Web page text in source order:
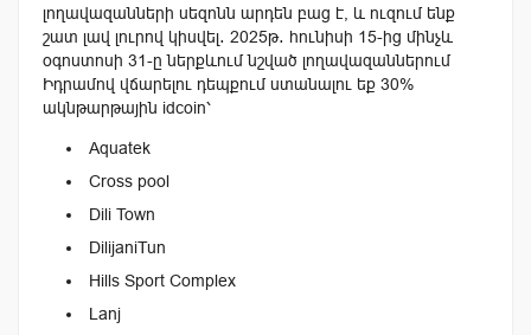
լողավազանների սեզոնն արդեն բաց է, և ուզում ենք
շատ լավ լուրով կիսվել․ 2025թ․ հունիսի 15-ից մինչև
օգոստոսի 31-ը ներքևում նշված լողավազաններում
Իդրամով վճարելու դեպքում ստանալու եք 30%
ակնթարթային idcoin՝
Aquatek
Cross pool
Dili Town
DilijaniTun
Hills Sport Complex
Lanj